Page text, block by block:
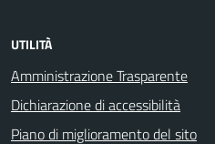
UTILITÀ
Amministrazione Trasparente
Dichiarazione di accessibilità
Piano di miglioramento del sito